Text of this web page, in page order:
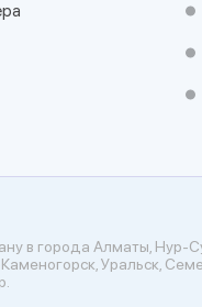
в города Алматы, Нур-
Уральск,